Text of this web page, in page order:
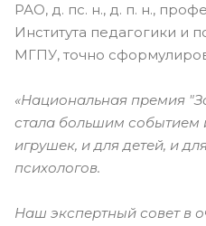
РАО, д. пс. н., д. п. н.,
Института педагогики и
МГПУ, точно
«Национальная премия
стала большим событием
игрушек, и для детей, и
психологов.
Наш экспертный совет в